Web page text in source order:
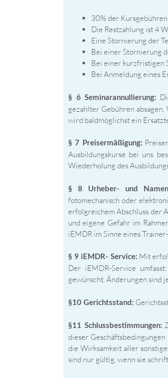
30% der
Die Restzahlung ist 4
Eine Stornierung der
Bei einer Stornierung
Bei einer kurzfristigen
Bei Anmeldung eines
§ 6 Seminarannullierung:
gezahlter Gebühren
wird baldmöglichst ein
§ 7 Preisermäßigung:
Ausbildungskurse bei uns
Wiederholung des
§ 8 Urheber- und
fotomechanisch oder
erfolgreichem Abschluss der
und eigene Gefahr im
iEMDR im Sinne eines
§ 9 iEMDR- Service: Mit
Der iEMDR-Service
gewünscht. Änderungen sind
§10 Gerichtsstand:
§11 Schlussbestimmungen:
dieser
die Wirksamkeit aller
sind nur gültig, wenn sie